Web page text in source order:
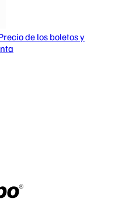
de los boletos y